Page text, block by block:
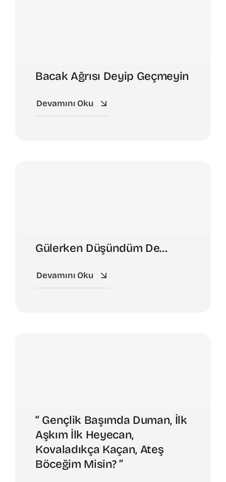
Bacak Ağrısı Deyip Geçmeyin
Devamını Oku
Gülerken Düşündüm De…
Devamını Oku
“ Gençlik Başımda Duman, İlk
Aşkım İlk Heyecan,
Kovaladıkça Kaçan, Ateş
Böceğim Misin? ”